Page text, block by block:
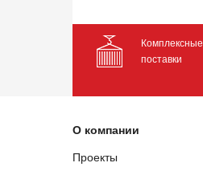
Комплексные
поставки
О компании
Проекты